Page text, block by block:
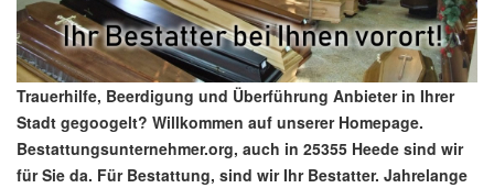
Trauerhilfe, Beerdigung und Überführung Anbieter in Ihrer
Stadt gegoogelt? Willkommen auf unserer Homepage.
Bestattungsunternehmer.org, auch in 25355 Heede sind wir
für Sie da. Für Bestattung, sind wir Ihr Bestatter. Jahrelange